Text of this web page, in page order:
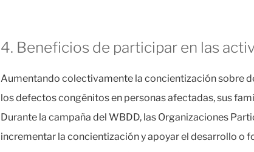
4. Beneficios de participar en las
Aumentando colectivamente la concientización sobre
los defectos congénitos en personas afectadas, sus
Durante la campaña del WBDD, las Organizaciones
incrementar la concientización y apoyar el desarrollo o